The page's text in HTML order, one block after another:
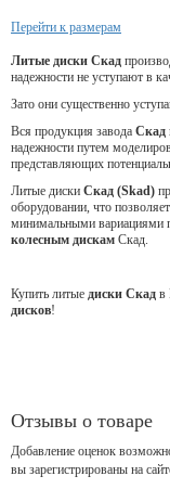
Перейти к размерам
Литые диски Скад
надежности не уступают в
Зато они существенно
Вся продукция завода Скад
надежности путем
представляющих
Литые диски Скад (Skad)
оборудовании, что
минимальными вариациями
колесным дискам Скад.
Купить литые диски Скад в
дисков!
Отзывы о товаре
Добавление оценок
вы зарегистрированы на